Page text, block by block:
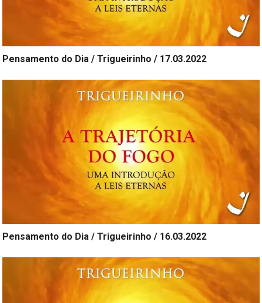
Pensamento do Dia / Trigueirinho / 17.03.2022
Pensamento do Dia / Trigueirinho / 16.03.2022